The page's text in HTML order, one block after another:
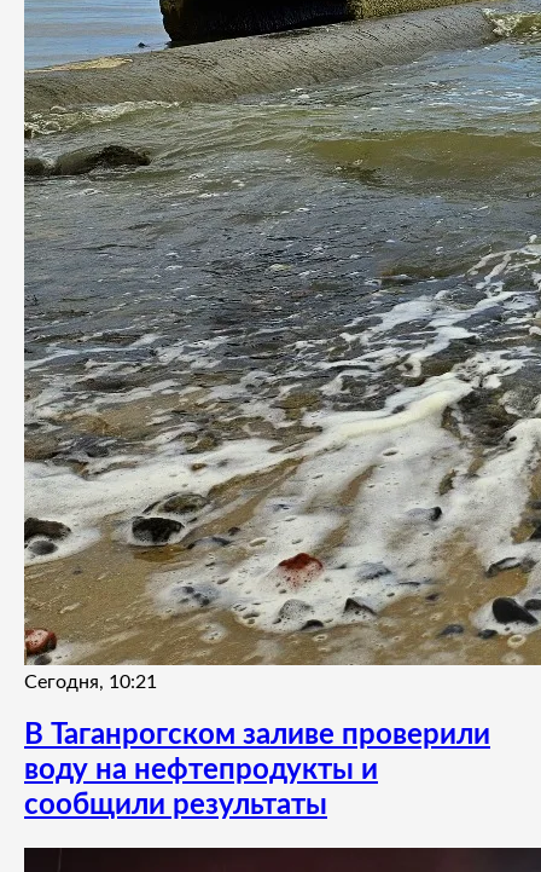
Сегодня, 10:21
В Таганрогском заливе проверили
воду на нефтепродукты и
сообщили результаты